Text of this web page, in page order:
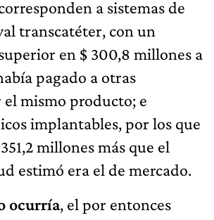
a sistemas de
transcatéter, con un
en $ 300,8 millones a
pagado a otras
el mismo producto; e
implantables, por los que
millones más que el
estimó era el de mercado.
ocurría, el por entonces